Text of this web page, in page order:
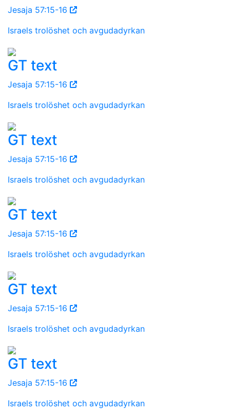
Jesaja 57:15-16
Israels trolöshet och avgudadyrkan
GT text
Jesaja 57:15-16
Israels trolöshet och avgudadyrkan
GT text
Jesaja 57:15-16
Israels trolöshet och avgudadyrkan
GT text
Jesaja 57:15-16
Israels trolöshet och avgudadyrkan
GT text
Jesaja 57:15-16
Israels trolöshet och avgudadyrkan
GT text
Jesaja 57:15-16
Israels trolöshet och avgudadyrkan